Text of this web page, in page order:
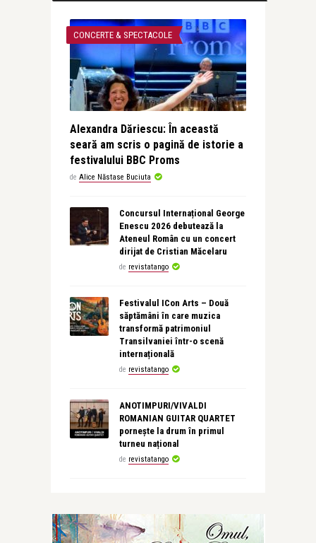
CONCERTE & SPECTACOLE
Alexandra Dăriescu: În această
seară am scris o pagină de istorie a
festivalului BBC Proms
de Alice Năstase Buciuta
Concursul Internațional George
Enescu 2026 debutează la
Ateneul Român cu un concert
dirijat de Cristian Măcelaru
de revistatango
Festivalul ICon Arts – Două
săptămâni în care muzica
transformă patrimoniul
Transilvaniei într-o scenă
internațională
de revistatango
ANOTIMPURI/VIVALDI
ROMANIAN GUITAR QUARTET
pornește la drum în primul
turneu național
de revistatango